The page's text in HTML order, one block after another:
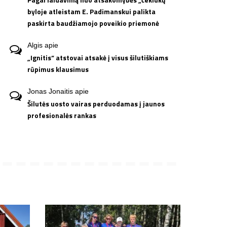
byloje atleistam E. Padimanskui palikta
paskirta baudžiamojo poveikio priemonė
Algis apie
„Ignitis“ atstovai atsakė į visus šilutiškiams
rūpimus klausimus
Jonas Jonaitis apie
Šilutės uosto vairas perduodamas į jaunos
profesionalės rankas